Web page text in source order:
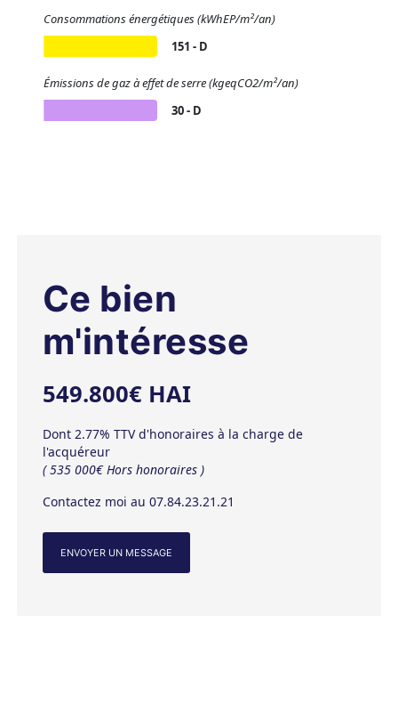
Consommations énergétiques (kWhEP/m²/an)
151 - D
Émissions de gaz à effet de serre (kgeqCO2/m²/an)
30 - D
Ce bien
m'intéresse
549.800€ HAI
Dont 2.77% TTV d'honoraires à la charge de
l'acquéreur
( 535 000€ Hors honoraires )
Contactez moi au 07.84.23.21.21
ENVOYER UN MESSAGE